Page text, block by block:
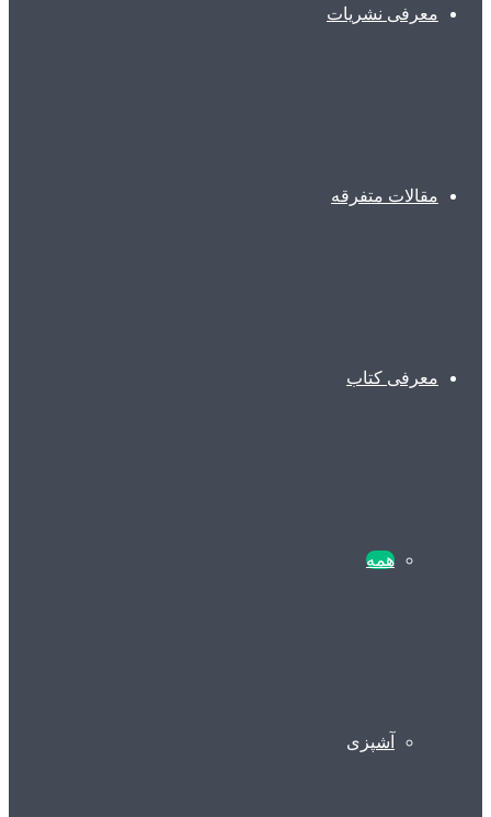
معرفی نشریات
مقالات متفرقه
معرفی کتاب
همه
آشپزی